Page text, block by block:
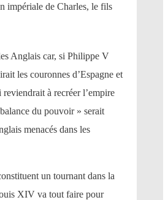
impériale de Charles, le fils
Anglais car, si Philippe V
les couronnes d’Espagne et
à recréer l’empire
du pouvoir » serait
menacés dans les
un tournant dans la
XIV va tout faire pour